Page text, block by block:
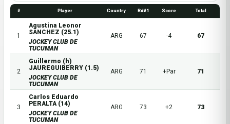
# Player Country Rd#1 Score Total
1
Agustina Leonor
SANCHEZ (25.1)
JOCKEY CLUB DE
TUCUMAN
ARG 67 -4 67
2
Guillermo (h)
JAUREGUIBERRY (1.5)
JOCKEY CLUB DE
TUCUMAN
ARG 71 +Par 71
3
Carlos Eduardo
PERALTA (14)
JOCKEY CLUB DE
TUCUMAN
ARG 73 +2 73